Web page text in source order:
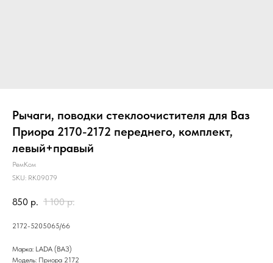
Рычаги, поводки стеклоочистителя для Ваз
Приора 2170-2172 переднего, комплект,
левый+правый
РемКом
SKU: RK09079
850 р. 1 100 р.
2172-5205065/66
Марка: LADA (ВАЗ)
Модель: Приора 2172